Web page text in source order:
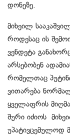
დონეზე.
მიხეილ
როდესაც ის
ვენდეტა
არსებობენ
რომელთაც
ვითარება
ყველაფრის
შური იძიოს
უპატივცემულოდ